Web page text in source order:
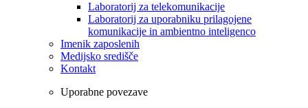
Laboratorij za telekomunikacije
Laboratorij za uporabniku prilagojene
komunikacije in ambientno inteligenco
Imenik zaposlenih
Medijsko središče
Kontakt
Uporabne povezave